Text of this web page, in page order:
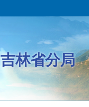
吉林省分局